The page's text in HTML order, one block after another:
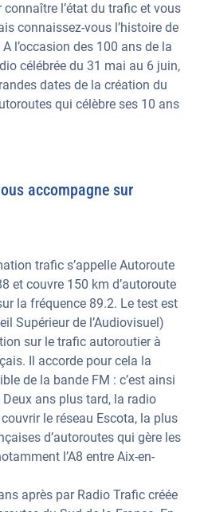
l’état du trafic et vous
connaissez-vous l’histoire de
l’occasion des 100 ans de la
célébrée du 31 mai au 6 juin,
dates de la création du
qui célèbre ses 10 ans
accompagne sur
trafic s’appelle Autoroute
et couvre 150 km d’autoroute
la fréquence 89.2. Le test est
Supérieur de l’Audiovisuel)
sur le trafic autoroutier à
Il accorde pour cela la
de la bande FM : c’est ainsi
ans plus tard, la radio
le réseau Escota, la plus
d’autoroutes qui gère les
l’A8 entre Aix-en-
après par Radio Trafic créée